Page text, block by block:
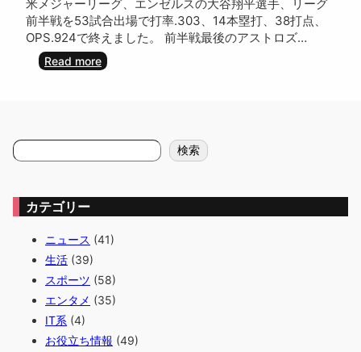
米メジャーリーグ、エンゼルスの大谷翔平選手、リーグ
前半戦を53試合出場で打率.303、14本塁打、38打点、
OPS.924で終えました。 前半戦最後のアストロズ…
Read more:
の
見
れ
エ
ゼ
ス
！
検
索
検索
カテゴリー
ニュース (41)
生活 (39)
スポーツ (58)
エンタメ (35)
IT系 (4)
お役立ち情報 (49)